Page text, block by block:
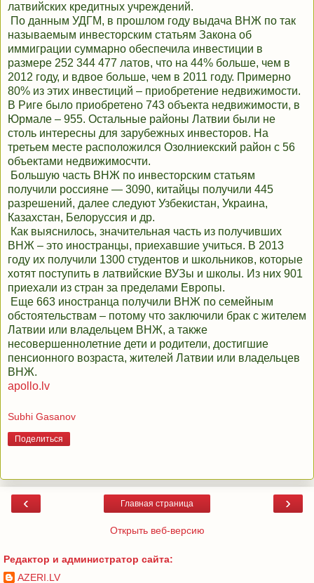
латвийских кредитных учреждений.
По данным УДГМ, в прошлом году выдача ВНЖ по так
называемым инвесторским статьям Закона об
иммиграции суммарно обеспечила инвестиции в
размере 252 344 477 латов, что на 44% больше, чем в
2012 году, и вдвое больше, чем в 2011 году. Примерно
80% из этих инвестиций – приобретение недвижимости.
В Риге было приобретено 743 объекта недвижимости, в
Юрмале – 955. Остальные районы Латвии были не
столь интересны для зарубежных инвесторов. На
третьем месте расположился Озолниекский район с 56
объектами недвижимосчти.
Большую часть ВНЖ по инвесторским статьям
получили россияне — 3090, китайцы получили 445
разрешений, далее следуют Узбекистан, Украина,
Казахстан, Белоруссия и др.
Как выяснилось, значительная часть из получивших
ВНЖ – это иностранцы, приехавшие учиться. В 2013
году их получили 1300 студентов и школьников, которые
хотят поступить в латвийские ВУЗы и школы. Из них 901
приехали из стран за пределами Европы.
Еще 663 иностранца получили ВНЖ по семейным
обстоятельствам – потому что заключили брак с жителем
Латвии или владельцем ВНЖ, а также
несовершеннолетние дети и родители, достигшие
пенсионного возраста, жителей Латвии или владельцев
ВНЖ.
apollo.lv
Subhi Gasanov
Поделиться
‹ ›
Главная страница
Открыть веб-версию
Редактор и администратор сайта:
AZERI.LV